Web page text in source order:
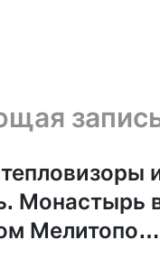
Монастырь
Мелитополе